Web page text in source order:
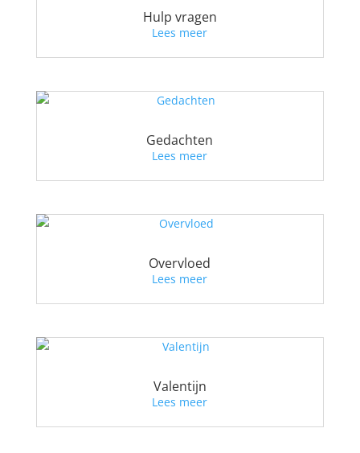
Hulp vragen
Lees meer
Gedachten
Lees meer
Overvloed
Lees meer
Valentijn
Lees meer